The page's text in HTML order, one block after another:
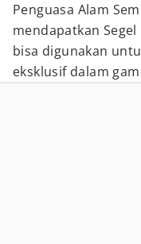
Penguasa Alam
mendapatkan
bisa digunakan
eksklusif dalam